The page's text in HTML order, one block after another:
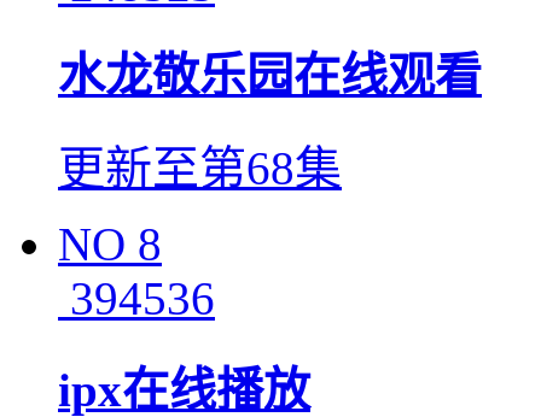
水龙敬乐园在线观看
更新至第68集
NO 8
394536
ipx在线播放